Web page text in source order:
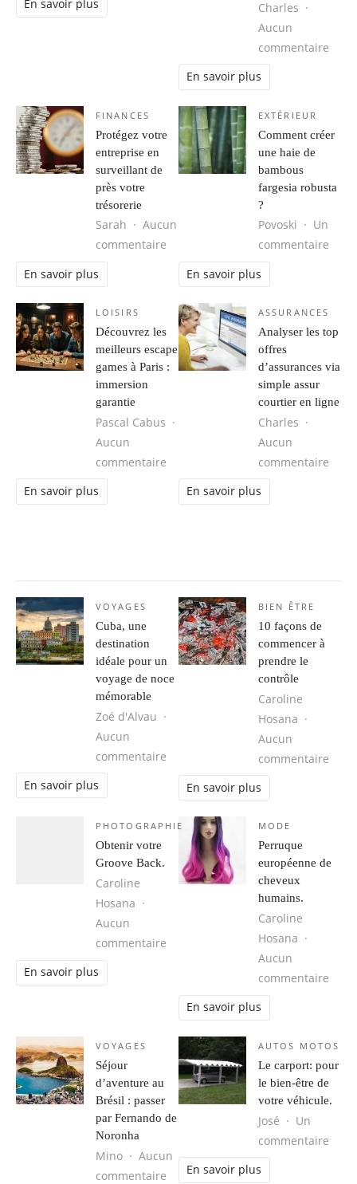
En savoir plus
Charles
Aucun
commentaire
En savoir plus
FINANCES
Protégez votre
entreprise en
surveillant de
près votre
trésorerie
Sarah
Aucun
commentaire sur Protégez votre entreprise en
En savoir plus
EXTÉRIEUR
Comment créer
une haie de
bambous
fargesia robusta
?
Povoski
Un
commentaire
En savoir plus
LOISIRS
Découvrez les
meilleurs escape
games à Paris :
immersion
garantie
Pascal Cabus
Aucun
commentaire sur Découvrez les meilleurs
En savoir plus
ASSURANCES
Analyser les top
offres
d’assurances via
simple assur
courtier en ligne
Charles
Aucun
commentaire
En savoir plus
VOYAGES
Cuba, une
destination
idéale pour un
voyage de noce
mémorable
Zoé d'Alvau
Aucun
commentaire sur Cuba, une destination idéale
En savoir plus
BIEN ÊTRE
10 façons de
commencer à
prendre le
contrôle
Caroline
Hosana
Aucun
commentaire
En savoir plus
PHOTOGRAPHIE
Obtenir votre
Groove Back.
Caroline
Hosana
Aucun
commentaire sur Obtenir votre Groove Back.
En savoir plus
MODE
Perruque
européenne de
cheveux
humains.
Caroline
Hosana
Aucun
commentaire
En savoir plus
VOYAGES
Séjour
d’aventure au
Brésil : passer
par Fernando de
Noronha
Mino
Aucun
commentaire sur Séjour d’aventure au Brésil :
AUTOS MOTOS
Le carport: pour
le bien-être de
votre véhicule.
José
Un
commentaire
En savoir plus